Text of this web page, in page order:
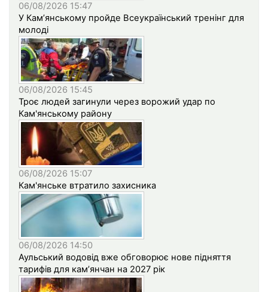
06/08/2026 15:47
У Кам’янському пройде Всеукраїнський тренінг для
молоді
06/08/2026 15:45
Троє людей загинули через ворожий удар по
Кам'янському району
06/08/2026 15:07
Кам'янське втратило захисника
06/08/2026 14:50
Аульський водовід вже обговорює нове підняття
тарифів для кам’янчан на 2027 рік